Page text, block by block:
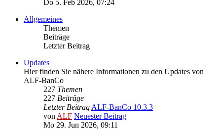
Do 5. Feb 2026, 07:24
Allgemeines
Themen
Beiträge
Letzter Beitrag
Updates
Hier finden Sie nähere Informationen zu den Updates von
ALF-BanCo
227 Themen
227 Beiträge
Letzter BeitragALF-BanCo 10.3.3
vonALF Neuester Beitrag
Mo 29. Jun 2026, 09:11